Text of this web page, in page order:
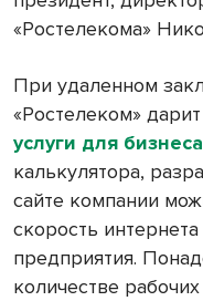
«Ростелекома»
При удаленном
«Ростелеком»
услуги для бизнеса
калькулятора,
сайте компании
скорость
предприятия.
количестве